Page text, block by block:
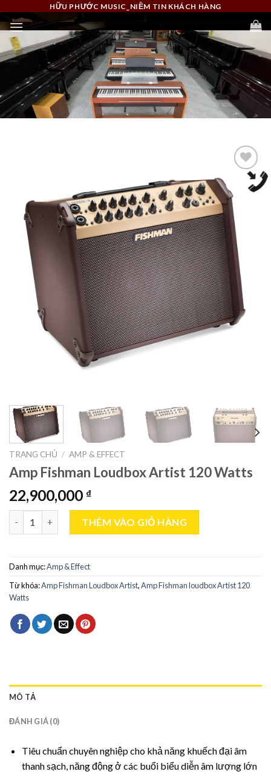
to
content
HỮU PHƯỚC MUSIC_NIỀM TIN KHÁCH HÀNG
Add to
Wishlist
TRANG CHỦ / AMP & EFFECT
Amp Fishman Loudbox Artist 120 Watts
22,900,000 ₫
Amp Fishman Loudbox Artist 120 Watts số lượng
THÊM VÀO GIỎ HÀNG
Danh mục:Amp & Effect
Từ khóa:Amp Fishman Loudbox Artist,Amp Fishman loudbox Artist 120
Watts
MÔ TẢ
ĐÁNH GIÁ (0)
Tiêu chuẩn chuyên nghiệp cho khả năng khuếch đại âm
thanh sạch, năng động ở các buổi biểu diễn âm lượng lớn